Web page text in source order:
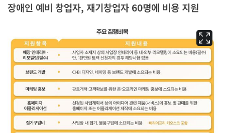
장애인 예비 창업자, 재기창업자 60명에 비용 지원